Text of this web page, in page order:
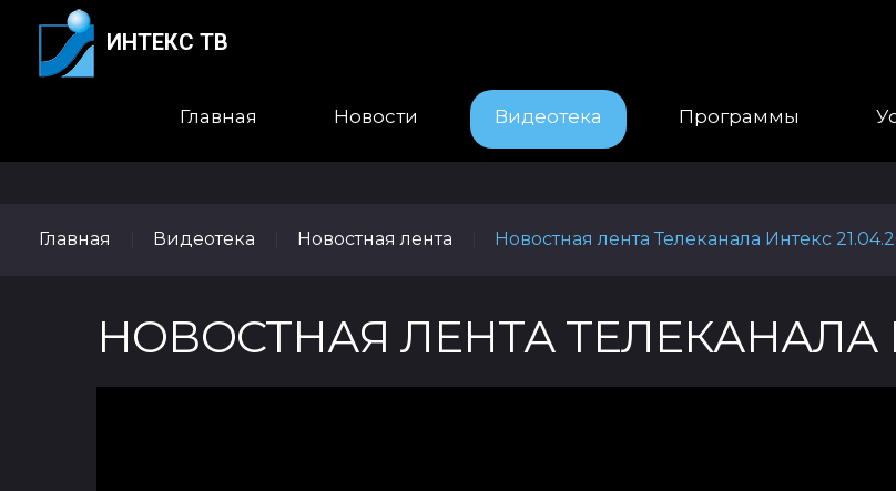
ИНТЕКС ТВ
Главная Новости Видеотека Программы
Главная Видеотека Новостная лента Новостная лента Телеканала Интекс
НОВОСТНАЯ ЛЕНТА ТЕЛЕКАНАЛА